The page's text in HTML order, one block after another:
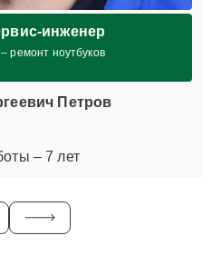
инженер
ремонт ноутбуков
Петров
– 7 лет